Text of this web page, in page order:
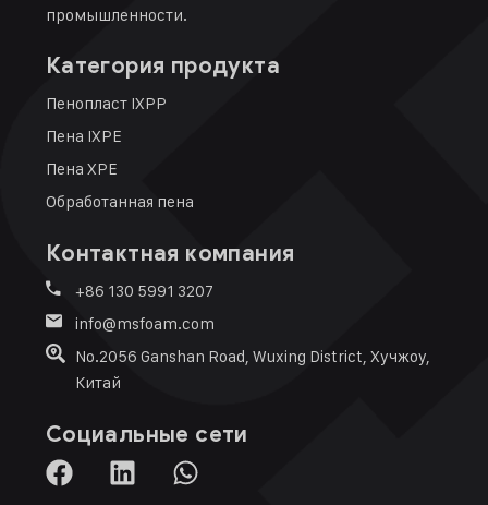
промышленности.
Категория продукта
Пенопласт IXPP
Пена IXPE
Пена XPE
Обработанная пена
Контактная компания
+86 130 5991 3207
info@msfoam.com
No.2056 Ganshan Road, Wuxing District, Хучжоу,
Китай
Социальные сети